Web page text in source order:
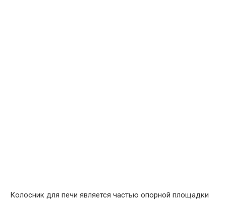
Колосник для печи является частью опорной площадки